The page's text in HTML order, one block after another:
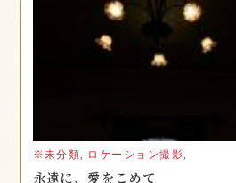
※未分類, ロケーション撮影,
永遠に、愛をこめて